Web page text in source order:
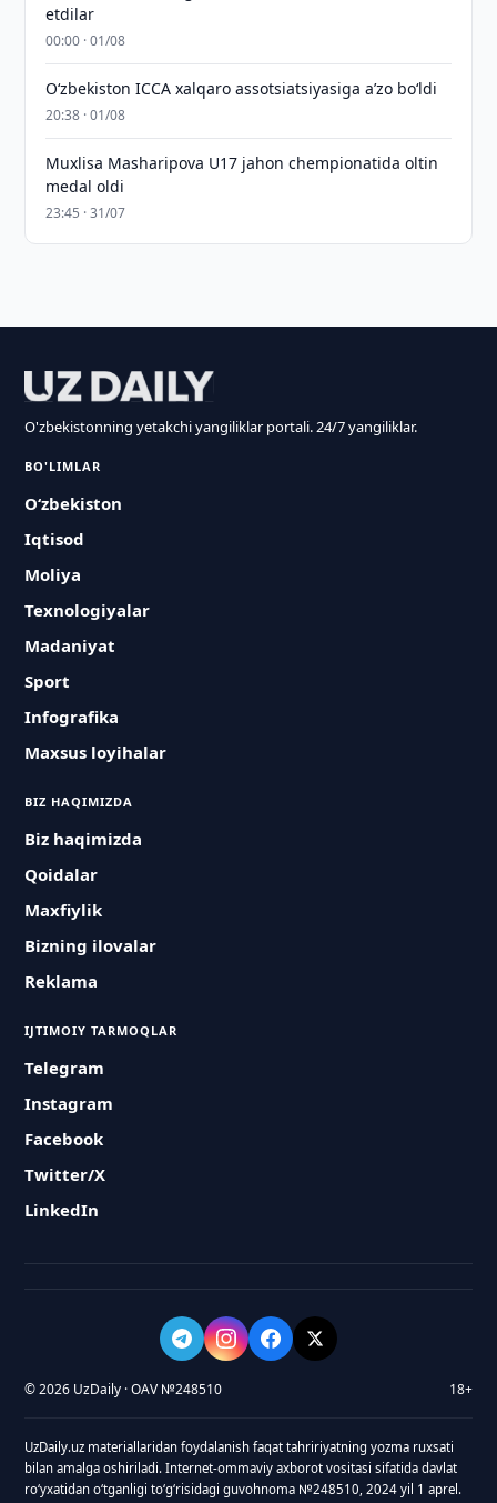
etdilar
00:00 · 01/08
O‘zbekiston ICCA xalqaro assotsiatsiyasiga aʼzo bo‘ldi
20:38 · 01/08
Muxlisa Masharipova U17 jahon chempionatida oltin
medal oldi
23:45 · 31/07
O'zbekistonning yetakchi yangiliklar portali. 24/7 yangiliklar.
BO'LIMLAR
O‘zbekiston
Iqtisod
Moliya
Texnologiyalar
Madaniyat
Sport
Infografika
Maxsus loyihalar
BIZ HAQIMIZDA
Biz haqimizda
Qoidalar
Maxfiylik
Bizning ilovalar
Reklama
IJTIMOIY TARMOQLAR
Telegram
Instagram
Facebook
Twitter/X
LinkedIn
© 2026 UzDaily · OAV №248510 18+
UzDaily.uz materiallaridan foydalanish faqat tahririyatning yozma ruxsati
bilan amalga oshiriladi. Internet-ommaviy axborot vositasi sifatida davlat
roʻyxatidan oʻtganligi toʻgʻrisidagi guvohnoma №248510, 2024 yil 1 aprel.